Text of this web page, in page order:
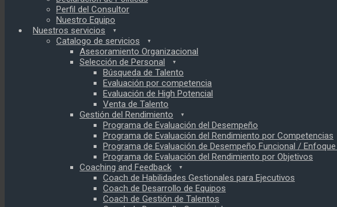
Perfil del Consultor
Nuestro Equipo
Nuestros servicios
Catalogo de servicios
Asesoramiento Organizacional
Selección de Personal
Búsqueda de Talento
Evaluación por competencia
Evaluación de High Potencial
Venta de Talento
Gestión del Rendimiento
Programa de Evaluación del Desempeño
Programa de Evaluación del Rendimiento por Competencias
Programa de Evaluación de Desempeño Funcional /
Programa de Evaluación del Rendimiento por Objetivos
Coaching and Feedback
Coach de Habilidades Gestionales para Ejecutivos
Coach de Desarrollo de Equipos
Coach de Gestión de Talentos